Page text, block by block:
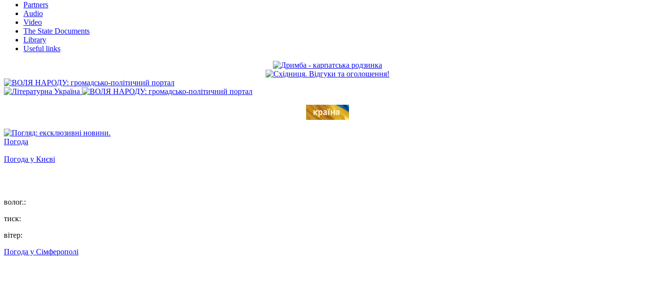
Partners
Audio
Video
The State Documents
Library
Useful links
Погода
Погода у Києві
волог.:
тиск:
вітер:
Погода у Сімферополі